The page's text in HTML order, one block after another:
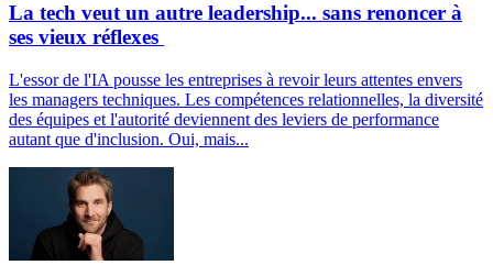
La tech veut un autre leadership... sans renoncer à
ses vieux réflexes
L'essor de l'IA pousse les entreprises à revoir leurs attentes envers
les managers techniques. Les compétences relationnelles, la diversité
des équipes et l'autorité deviennent des leviers de performance
autant que d'inclusion. Oui, mais...